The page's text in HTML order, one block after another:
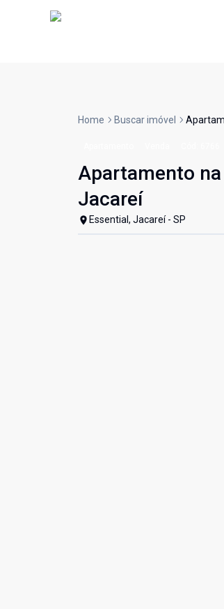
Home Buscar imóvel
Apartamento
Jacareí
Essential, Jacareí - SP